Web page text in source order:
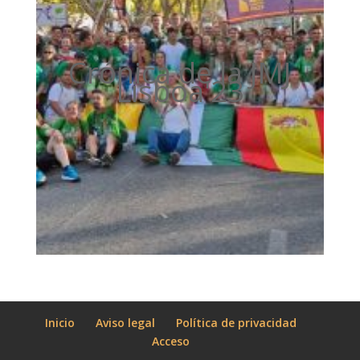
Crónica de la JMJ
Lisboa'23
Inicio Aviso legal
Política de privacidad
Acceso